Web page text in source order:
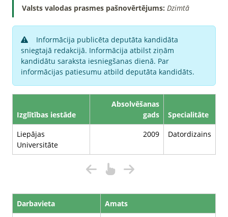
Valsts valodas prasmes pašnovērtējums: Dzimtā
Informācija publicēta deputāta kandidāta
sniegtajā redakcijā. Informācija atbilst ziņām
kandidātu saraksta iesniegšanas dienā. Par
informācijas patiesumu atbild deputāta kandidāts.
Izglītības iestāde
Absolvēšanas
gads
Specialitāte
Liepājas
Universitāte
2009 Datordizains
Darbavieta
Amats